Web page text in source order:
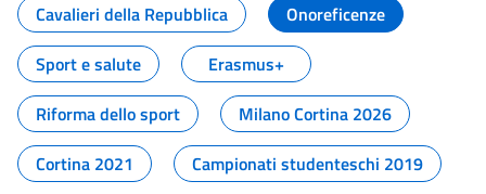
Cavalieri della Repubblica
Onoreficenze
Sport e salute
Erasmus+
Riforma dello sport
Milano Cortina 2026
Cortina 2021
Campionati studenteschi 2019